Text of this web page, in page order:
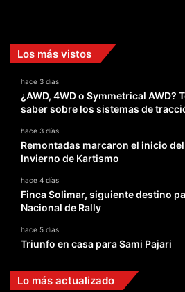
Los más vistos
hace 3 días
¿AWD, 4WD o Symmetrical AWD?
saber sobre los sistemas de
hace 3 días
Remontadas marcaron el inicio
Invierno de Kartismo
hace 4 días
Finca Solimar, siguiente destino
Nacional de Rally
hace 5 días
Triunfo en casa para Sami Pajari
Lo más actualizado